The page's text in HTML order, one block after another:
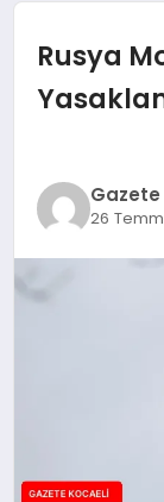
EKONOMI
SPOR
SIYASET
YAŞAM
EĞITIM
Rusya
26